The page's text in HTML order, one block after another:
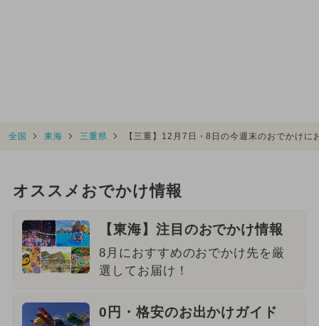
全国 東海 三重県 【三重】12月7日・8日の今週末のおでかけ
オススメおでかけ情報
【東海】注目のおでかけ情報
8月におすすめのおでかけ先を厳
選してお届け！
0円・格安のお出かけガイド